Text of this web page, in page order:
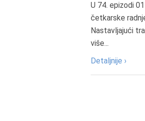
U 74. epizodi
četkarske
Nastavljajući
više...
Detaljnije ›